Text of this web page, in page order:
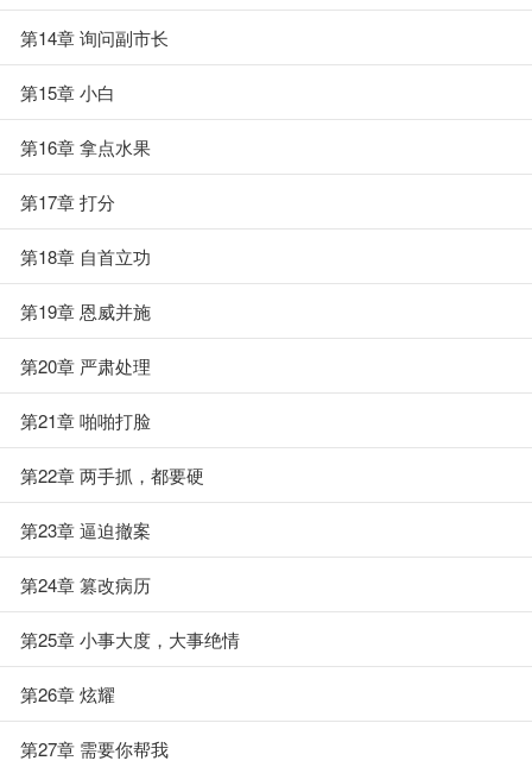
第14章 询问副市长
第15章 小白
第16章 拿点水果
第17章 打分
第18章 自首立功
第19章 恩威并施
第20章 严肃处理
第21章 啪啪打脸
第22章 两手抓，都要硬
第23章 逼迫撤案
第24章 篡改病历
第25章 小事大度，大事绝情
第26章 炫耀
第27章 需要你帮我